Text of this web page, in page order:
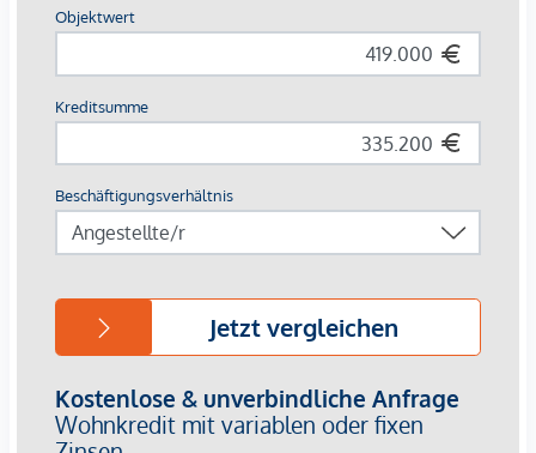
Wohnen, Arbeiten und Urlauben. Im nahen, fußläufig
erreichbaren, Stadtkern gibt es weitere Dienstleister wie
eine Apotheke, Ärzte, eine Bäckerei, Banken,
Lebensmittelgeschäfte, Cafés, Bars, Restaurants, Heurigen
und weitere Einkaufsmöglichkeiten. Hervorzuheben ist auch
die Nähe des Flughafens. Eine Vielzahl von Freizeit-,
Erholungs- und Einkaufsmöglichkeiten werden in Neusiedl
und Umgebung (Outlet Center Parndorf) geboten. Neusiedl
am See, in 133 m Seehöhe gelegen, befindet sich am
Leithagebirges und der Parndorfer Platte.
Ein Leben nahe dem beliebten Neusiedler See in einer mit
viel Liebe zum Detail geplanten Wohnanlage fühlt sich an
wie Urlaub. Das nördliche Burgenland bietet zusätzlich eine